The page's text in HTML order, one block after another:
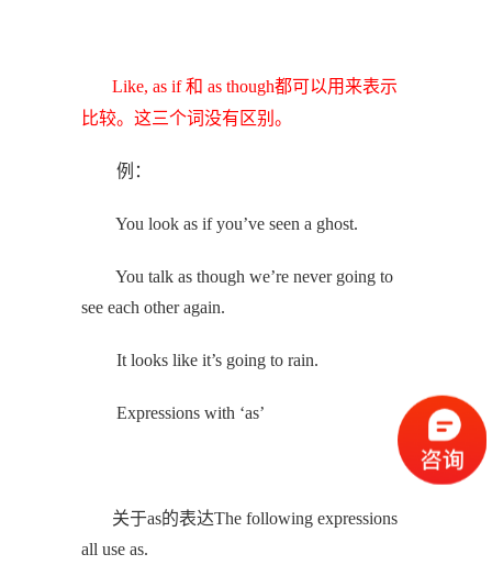
Like, as if 和 as though都可以用来表示
比较。这三个词没有区别。
例：
You look as if you’ve seen a ghost.
You talk as though we’re never going to
see each other again.
It looks like it’s going to rain.
Expressions with ‘as’
关于as的表达The following expressions
all use as.